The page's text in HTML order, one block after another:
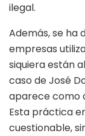
ilegal.
Además, se ha
empresas
siquiera están
caso de José
aparece como
Esta práctica
cuestionable,